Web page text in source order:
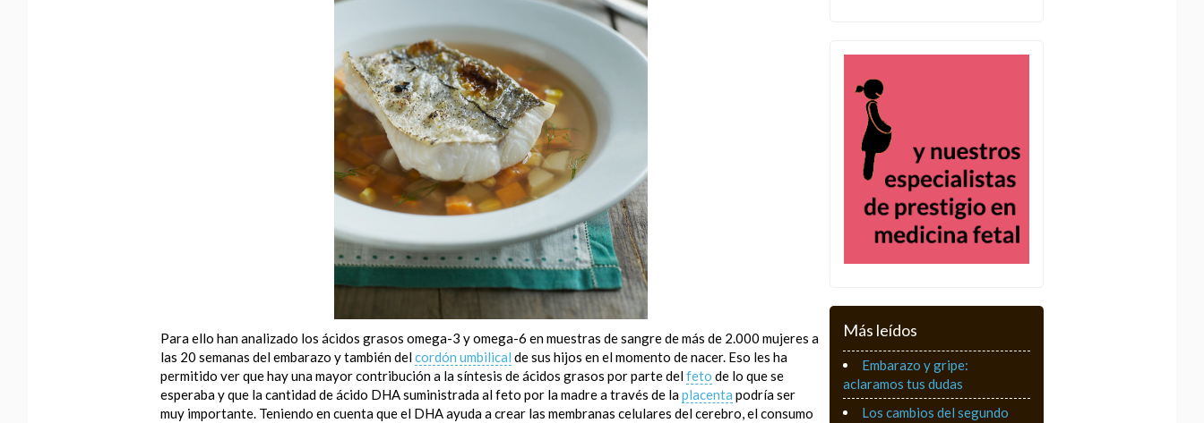
Para ello han analizado los ácidos grasos omega-3 y omega-6 en muestras de sangre de más de 2.000 mujeres a
las 20 semanas del embarazo y también delcordón umbilical de sus hijos en el momento de nacer. Eso les ha
permitido ver que hay una mayor contribución a la síntesis de ácidos grasos por parte delfeto de lo que se
esperaba y que la cantidad de ácido DHA suministrada al feto por la madre a través de laplacenta podría ser
muy importante. Teniendo en cuenta que el DHA ayuda a crear las membranas celulares del cerebro, el consumo
Más leídos
Embarazo y gripe:
aclaramos tus dudas
Los cambios del segundo